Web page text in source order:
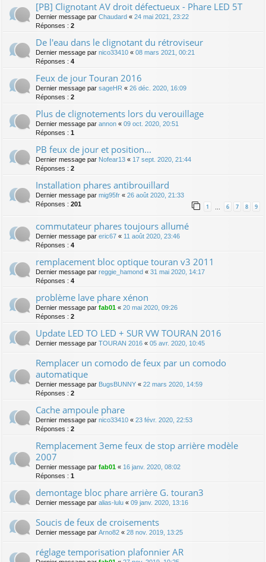
[PB] Clignotant AV droit défectueux - Phare LED 5T
Dernier message par Chaudard « 24 mai 2021, 23:22
Réponses : 2
De l'eau dans le clignotant du rétroviseur
Dernier message par nico33410 « 08 mars 2021, 00:21
Réponses : 4
Feux de jour Touran 2016
Dernier message par sageHR « 26 déc. 2020, 16:09
Réponses : 2
Plus de clignotements lors du verouillage
Dernier message par annon « 09 oct. 2020, 20:51
Réponses : 1
PB feux de jour et position...
Dernier message par Nofear13 « 17 sept. 2020, 21:44
Réponses : 2
Installation phares antibrouillard
Dernier message par mig95fr « 26 août 2020, 21:33
Réponses : 201 1 … 6 7 8 9
commutateur phares toujours allumé
Dernier message par eric67 « 11 août 2020, 23:46
Réponses : 4
remplacement bloc optique touran v3 2011
Dernier message par reggie_hamond « 31 mai 2020, 14:17
Réponses : 4
problème lave phare xénon
Dernier message par fab01 « 20 mai 2020, 09:26
Réponses : 2
Update LED TO LED + SUR VW TOURAN 2016
Dernier message par TOURAN 2016 « 05 avr. 2020, 10:45
Remplacer un comodo de feux par un comodo
automatique
Dernier message par BugsBUNNY « 22 mars 2020, 14:59
Réponses : 2
Cache ampoule phare
Dernier message par nico33410 « 23 févr. 2020, 22:53
Réponses : 2
Remplacement 3eme feux de stop arrière modèle
2007
Dernier message par fab01 « 16 janv. 2020, 08:02
Réponses : 1
demontage bloc phare arrière G. touran3
Dernier message par alias-lulu « 09 janv. 2020, 13:16
Soucis de feux de croisements
Dernier message par Arno82 « 28 nov. 2019, 13:25
réglage temporisation plafonnier AR